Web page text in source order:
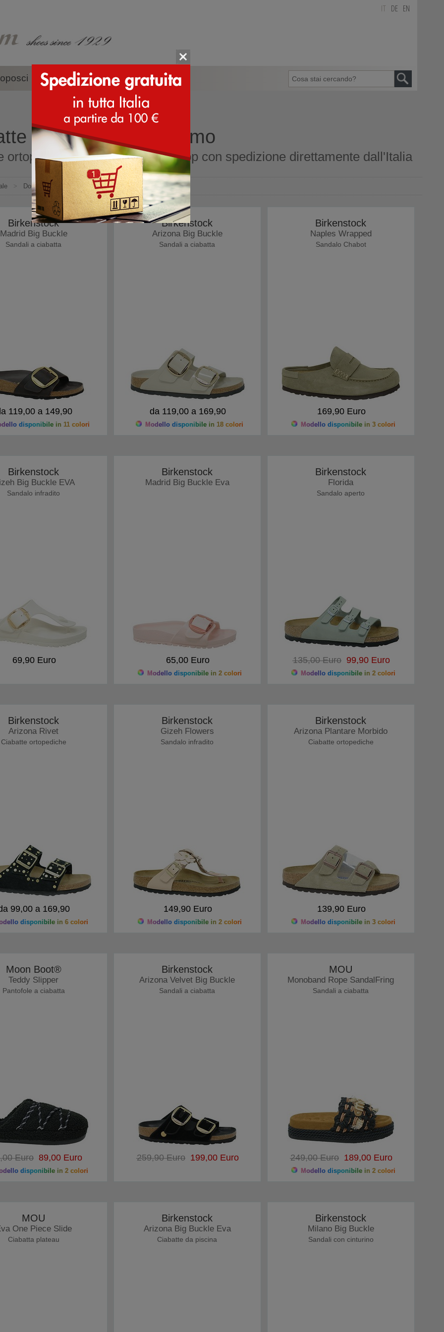
DE EN
Accessori Marche
ortopediche per uomo
ortopediche per uomo online shop con spedizione direttamente dall'Italia
> Donna > Ciabatte > Ciabatte ortopediche
Birkenstock
Madrid Big Buckle
Sandali a ciabatta
119,00 a 149,90
disponibile in 11 colori
Birkenstock
Arizona Big Buckle
Sandali a ciabatta
da 119,00 a 169,90
Modello disponibile in 18 colori
Birkenstock
Naples Wrapped
Sandalo Chabot
169,90 Euro
Modello disponibile in 3 colori
Birkenstock
Big Buckle EVA
Sandalo infradito
69,90 Euro
Birkenstock
Madrid Big Buckle Eva
65,00 Euro
Modello disponibile in 2 colori
Birkenstock
Florida
Sandalo aperto
135,00 Euro99,90 Euro
Modello disponibile in 2 colori
Birkenstock
Arizona Rivet
Ciabatte ortopediche
99,00 a 169,90
disponibile in 6 colori
Birkenstock
Gizeh Flowers
Sandalo infradito
149,90 Euro
Modello disponibile in 2 colori
Birkenstock
Arizona Plantare Morbido
Ciabatte ortopediche
139,90 Euro
Modello disponibile in 3 colori
Moon Boot®
Teddy Slipper
Pantofole a ciabatta
Euro 89,00 Euro
disponibile in 2 colori
Birkenstock
Arizona Velvet Big Buckle
Sandali a ciabatta
259,90 Euro199,00 Euro
MOU
Monoband Rope SandalFring
Sandali a ciabatta
249,00 Euro189,00 Euro
Modello disponibile in 2 colori
MOU
One Piece Slide
Ciabatta plateau
Birkenstock
Arizona Big Buckle Eva
Ciabatte da piscina
Birkenstock
Milano Big Buckle
Sandali con cinturino